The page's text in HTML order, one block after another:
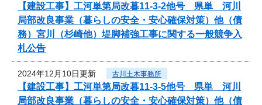
【建設工事】工河単第局改暮11-3-2他号 県単 河川
局部改良事業（暮らしの安全・安心確保対策）他（債
務）宮川（杉崎他）堤脚補強工事に関する一般競争入
札公告
2024年12月10日更新 古川土木事務所
【建設工事】工河単第局改暮11-3-5他号 県単 河川
局部改良事業（暮らしの安全・安心確保対策）他（債